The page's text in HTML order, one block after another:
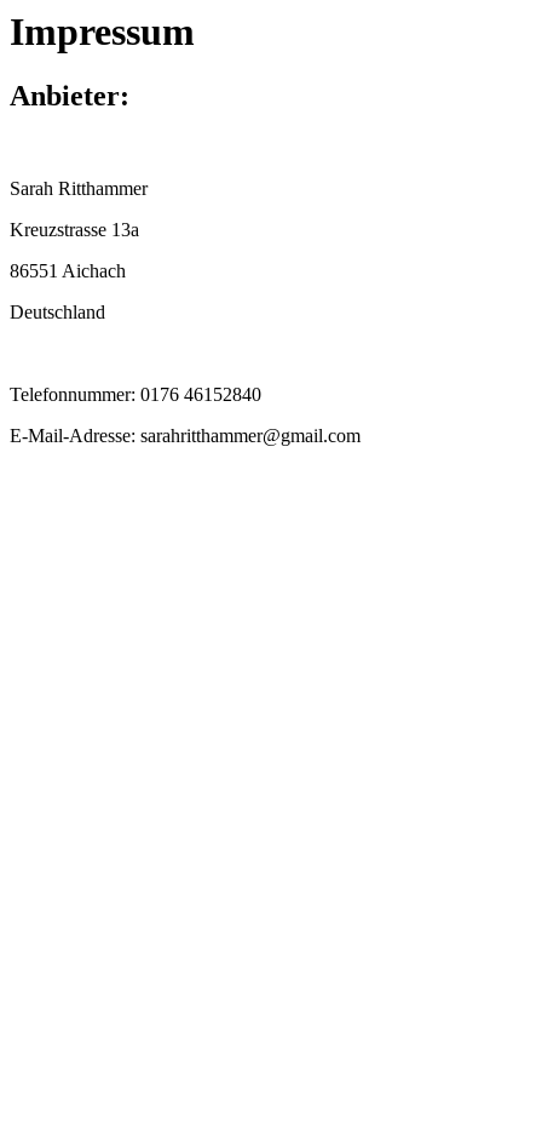
Impressum
Anbieter:
Sarah Ritthammer
Kreuzstrasse 13a
86551 Aichach
Deutschland
Telefonnummer: 0176 46152840
E-Mail-Adresse: sarahritthammer@gmail.com